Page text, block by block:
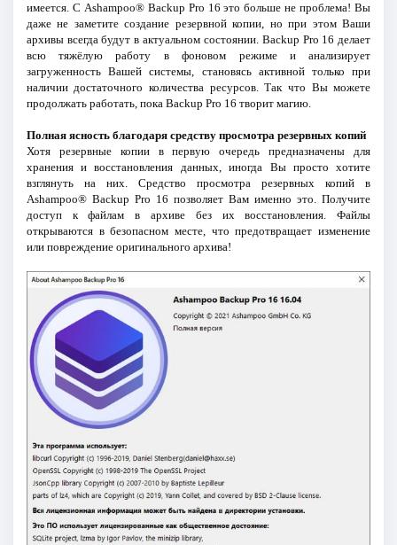
имеется. С Ashampoo® Backup Pro 16 это больше не проблема! Вы
даже не заметите создание резервной копии, но при этом Ваши
архивы всегда будут в актуальном состоянии. Backup Pro 16 делает
всю тяжёлую работу в фоновом режиме и анализирует
загруженность Вашей системы, становясь активной только при
наличии достаточного количества ресурсов. Так что Вы можете
продолжать работать, пока Backup Pro 16 творит магию.
Полная ясность благодаря средству просмотра резервных копий
Хотя резервные копии в первую очередь предназначены для
хранения и восстановления данных, иногда Вы просто хотите
взглянуть на них. Средство просмотра резервных копий в
Ashampoo® Backup Pro 16 позволяет Вам именно это. Получите
доступ к файлам в архиве без их восстановления. Файлы
открываются в безопасном месте, что предотвращает изменение
или повреждение оригинального архива!